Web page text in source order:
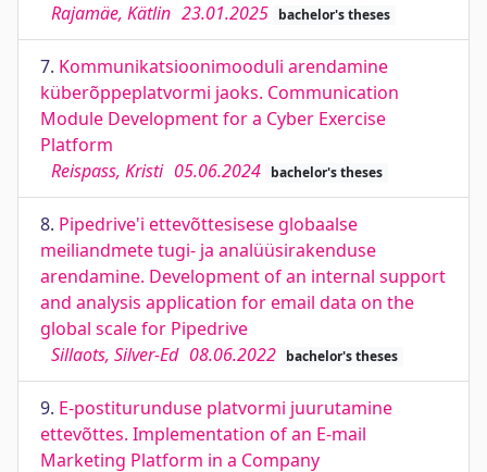
Rajamäe, Kätlin 23.01.2025 bachelor's theses
7. Kommunikatsioonimooduli arendamine
küberõppeplatvormi jaoks. Communication
Module Development for a Cyber Exercise
Platform
Reispass, Kristi 05.06.2024 bachelor's theses
8. Pipedrive'i ettevõttesisese globaalse
meiliandmete tugi- ja analüüsirakenduse
arendamine. Development of an internal support
and analysis application for email data on the
global scale for Pipedrive
Sillaots, Silver-Ed 08.06.2022 bachelor's theses
9. E-postiturunduse platvormi juurutamine
ettevõttes. Implementation of an E-mail
Marketing Platform in a Company